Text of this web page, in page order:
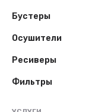
Бустеры
Осушители
Ресиверы
Фильтры